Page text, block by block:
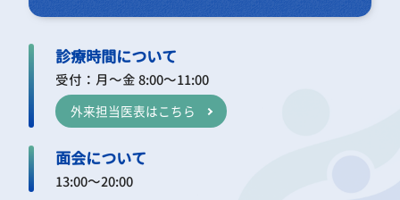
診療時間について
受付：月～金 8:00～11:00
外来担当医表はこちら
面会について
13:00～20:00